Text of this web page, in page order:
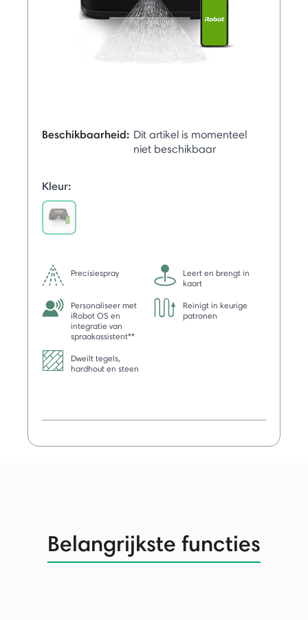
Beschikbaarheid: Dit artikel is momenteel
niet beschikbaar
Kleur:
Precisiespray
Leert en brengt in
kaart
Personaliseer met
iRobot OS en
integratie van
spraakassistent**
Reinigt in keurige
patronen
Dweilt tegels,
hardhout en steen
Belangrijkste functies